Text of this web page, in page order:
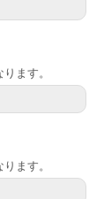
ます。
ます。